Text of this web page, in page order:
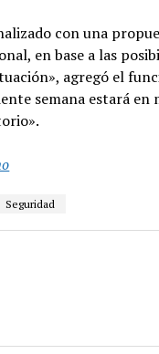
con una
en base a las
agregó el
semana estará
Seguridad